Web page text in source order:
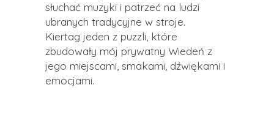
słuchać muzyki i patrzeć na ludzi
ubranych tradycyjne w stroje.
Kiertag jeden z puzzli, które
zbudowały mój prywatny Wiedeń z
jego miejscami, smakami, dźwiękami i
emocjami.